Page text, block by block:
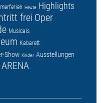
Heute Highlights
frei Oper
Musicals
Kabarett
Show Kinder Ausstellungen